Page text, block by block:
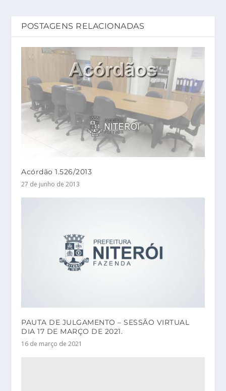
POSTAGENS RELACIONADAS
Acórdão 1.526/2013
27 de junho de 2013
PAUTA DE JULGAMENTO – SESSÃO VIRTUAL
DIA 17 DE MARÇO DE 2021.
16 de março de 2021